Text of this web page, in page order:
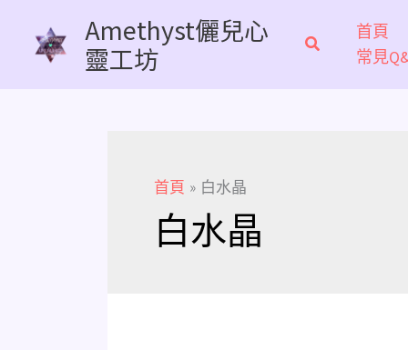
Amethyst儷兒心
靈工坊
首頁
常見
首頁 白水晶
白水晶